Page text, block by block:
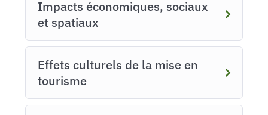
Impacts économiques, sociaux
et spatiaux
Effets culturels de la mise en
tourisme